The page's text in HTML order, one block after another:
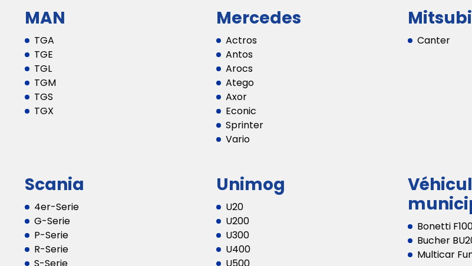
MAN
TGA
TGE
TGL
TGM
TGS
TGX
Mercedes
Actros
Antos
Arocs
Atego
Axor
Econic
Sprinter
Vario
Canter
Scania
4er-Serie
G-Serie
P-Serie
R-Serie
Unimog
U20
U200
U300
U400
Bonetti
Bucher
Multicar